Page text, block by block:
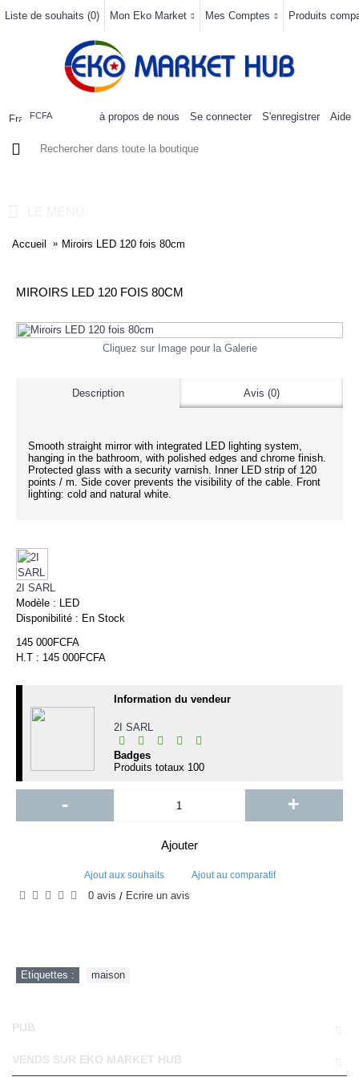
Liste de souhaits (0) Mon Eko Market Mes Comptes Produits
FCFA à propos de nous Se connecter S'enregistrer Aide
Accueil Miroirs LED 120 fois 80cm
MIROIRS LED 120 FOIS 80CM
Cliquez sur Image pour la Galerie
Description Avis (0)
Smooth straight mirror with integrated LED lighting system,
hanging in the bathroom, with polished edges and chrome finish.
Protected glass with a security varnish. Inner LED strip of 120
points / m. Side cover prevents the visibility of the cable. Front
lighting: cold and natural white.
2I SARL
Modèle : LED
Disponibilité : En Stock
145 000FCFA
H.T : 145 000FCFA
Information du vendeur
2I SARL
Badges
Produits totaux 100
- +
Ajouter
Ajout aux souhaits Ajout au comparatif
0 avis / Écrire un avis
Etiquettes : maison
PUB
VENDS SUR EKO MARKET HUB